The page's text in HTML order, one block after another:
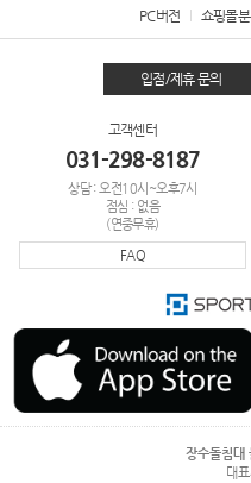
PC버전 쇼핑몰
입점/제휴 문의
고객센터
031-298-8187
상담 : 오전10시~오후7시
점심 : 없음
(연중무휴)
FAQ
장수돌침대
대